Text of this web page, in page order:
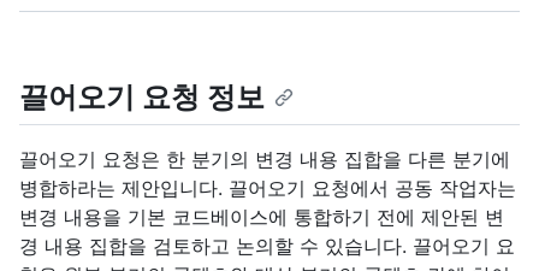
끌어오기 요청 정보
끌어오기 요청은 한 분기의 변경 내용 집합을 다른 분기에
병합하라는 제안입니다. 끌어오기 요청에서 공동 작업자는
변경 내용을 기본 코드베이스에 통합하기 전에 제안된 변
경 내용 집합을 검토하고 논의할 수 있습니다. 끌어오기 요